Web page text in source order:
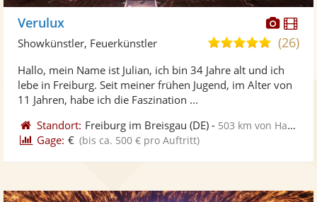
Fotos
Verulux
5,0
5
(26)
Showkünstler, Feuerkünstler
Hallo, mein Name ist Julian, ich bin 34 Jahre alt und ich
lebe in Freiburg. Seit meiner frühen Jugend, im Alter von
11 Jahren, habe ich die Faszination ...
Standort: Freiburg im Breisgau (DE) - 503 km von Hannover
Gage: € (bis ca. 500 € pro Auftritt)